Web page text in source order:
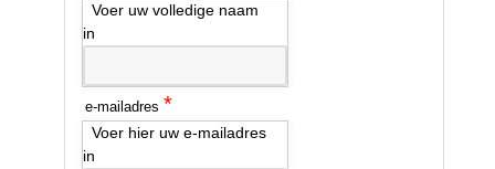
Voer uw volledige naam
in
e-mailadres *
Voer hier uw e-mailadres
in